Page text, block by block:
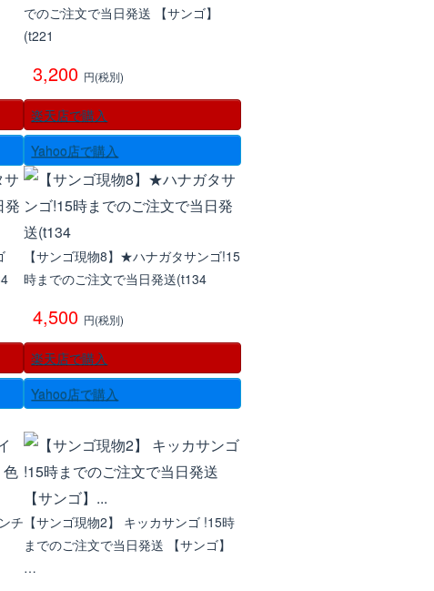
でのご注文で当日発送 【サンゴ】
(t221
3,200 円(税別)
楽天店で購入
Yahoo店で購入
【サンゴ現物8】★ハナガタサンゴ!15
時までのご注文で当日発送(t134
4,500 円(税別)
楽天店で購入
Yahoo店で購入
チ 【サンゴ現物2】 キッカサンゴ !15時
までのご注文で当日発送 【サンゴ】
…